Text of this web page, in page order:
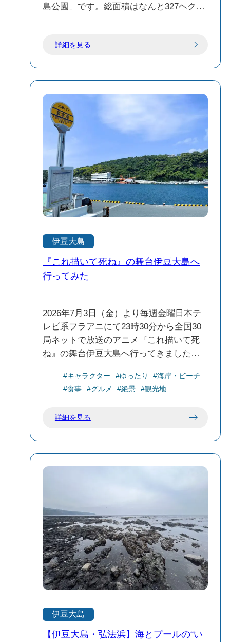
設まで成し遂げた。 「平六さん、あなた
上げながら、心の中でそっと感謝する。
な島で不可能を可能にした男の背中を見
ていると、「私もちっぽけなことで悩ん
でる場合じゃないな」と、妙に背筋が伸
びる。 深く息を吸い込み、港からの風を
全身に浴びる。 よし、チャージ完了。 そ
れじゃあ、そろそろあのノスタルジック
な波浮の港町を散歩しに行こうか。
島公園」です。総面積はなんと327ヘクタ
したような公園です。 園内は大きく分け
色とりどりの椿が咲き誇り、ほんのりと
甘い香りが漂います。続いて向かい側に
ある動物園。こちらも無料とは思えない
ほど充実していて、レッサーパンダやワ
オキツネザル、さらにはのんびり歩くゾ
ウガメまで出迎えてくれます。動物好き
の子どもはもちろん、大人も思わずカメ
ラを向けてしまうはず。 個人的には、植
物園のトロピカルな雰囲気も捨てがた
い。南国特有の樹木や草花に囲まれて歩
くと、まるで沖縄や東南アジアに来たよ
うな錯覚を覚えます。そんな非日常感
を、都内から船でわずか数時間の場所で
体験できるのは贅沢そのもの。 そして、
ポットです。自然の中でテントを張っ
て、夜は満天の星を眺めながら焚き火
――そんな時間の過ごし方も大島ならで
は。 アクセスも便利で、大島一周道路
でもバスでも立ち寄りやすいのが嬉しい
ポイント。しかも入園無料なので、ふら
ごとに、この場所の良さがじわじわと染
詳細を見る
伊豆大島
『これ描いて死ね』の舞台伊豆大島へ
行ってみた
2026年7月3日（金）より毎週金曜日本テ
レビ系フラアニにて23時30分から全国30
局ネットで放送のアニメ『これ描いて死
ね』の舞台伊豆大島へ行ってきました。
受賞!! 第70回小学館漫画賞受賞!!小学館
「ゲッサン」にて連載中の「これ描いて
しょ・伊豆王島に住む高校 1 年生の安海
画創りの道は、果たして!? 知っているよ
漫画浪漫成長譚!!!漫画を愛する全ての人に
届けッ‼︎ 【舞台について】 『これ描いて
死ね』の主な舞台は、東京都の伊豆諸島
にある伊豆大島（作中表記：伊豆王島）
です。原作者・とよ田みのる氏の出身地
であり、波浮港（はぶみなと）や三原
ジックな風景が作中に数多く描かれてい
ます まだまだ、アニメは始まったばかり
ですがPVで出てきたところを紹介してい
#キャラクター #ゆったり
#海岸・ビーチ
#食事
#グルメ #絶景 #観光地
詳細を見る
伊豆大島
【伊豆大島・弘法浜】海とプールの“い